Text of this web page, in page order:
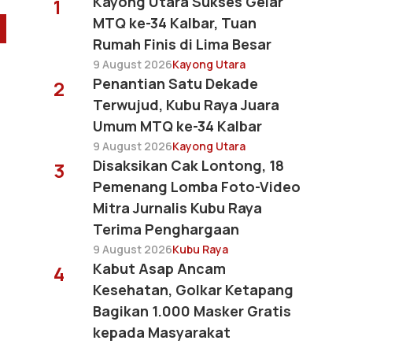
1
MTQ ke-34 Kalbar, Tuan
Rumah Finis di Lima Besar
9 August 2026Kayong Utara
2
Penantian Satu Dekade
Terwujud, Kubu Raya Juara
Umum MTQ ke-34 Kalbar
9 August 2026Kayong Utara
3
Disaksikan Cak Lontong, 18
Pemenang Lomba Foto-Video
Mitra Jurnalis Kubu Raya
Terima Penghargaan
9 August 2026Kubu Raya
4
Kabut Asap Ancam
Kesehatan, Golkar Ketapang
Bagikan 1.000 Masker Gratis
kepada Masyarakat